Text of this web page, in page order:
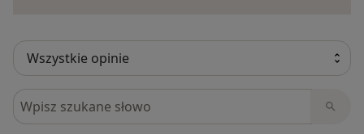
Szukaj w opiniach